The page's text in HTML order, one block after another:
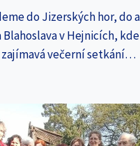
do Jizerských hor, do
v Hejnicích,
večerní setkání…